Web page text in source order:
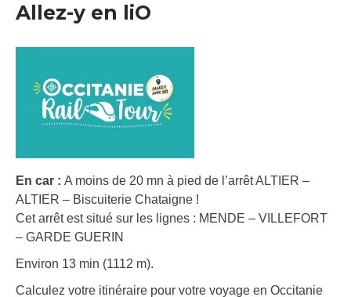
Allez-y en liO
En car : A moins de 20 mn à pied de l’arrêt ALTIER –
ALTIER – Biscuiterie Chataigne !
Cet arrêt est situé sur les lignes : MENDE – VILLEFORT
– GARDE GUERIN
Environ 13 min (1112 m).
Calculez votre itinéraire pour votre voyage en Occitanie